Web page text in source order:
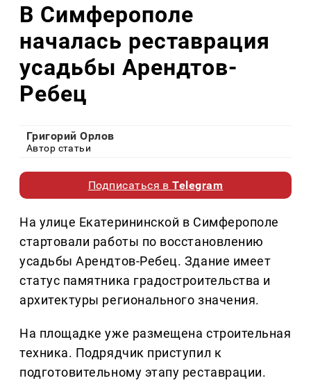
В Симферополе
началась реставрация
усадьбы Арендтов-
Ребец
Григорий Орлов
Автор статьи
Подписаться вTelegram
На улице Екатерининской в Симферополе
стартовали работы по восстановлению
усадьбы Арендтов-Ребец. Здание имеет
статус памятника градостроительства и
архитектуры регионального значения.
На площадке уже размещена строительная
техника. Подрядчик приступил к
подготовительному этапу реставрации.